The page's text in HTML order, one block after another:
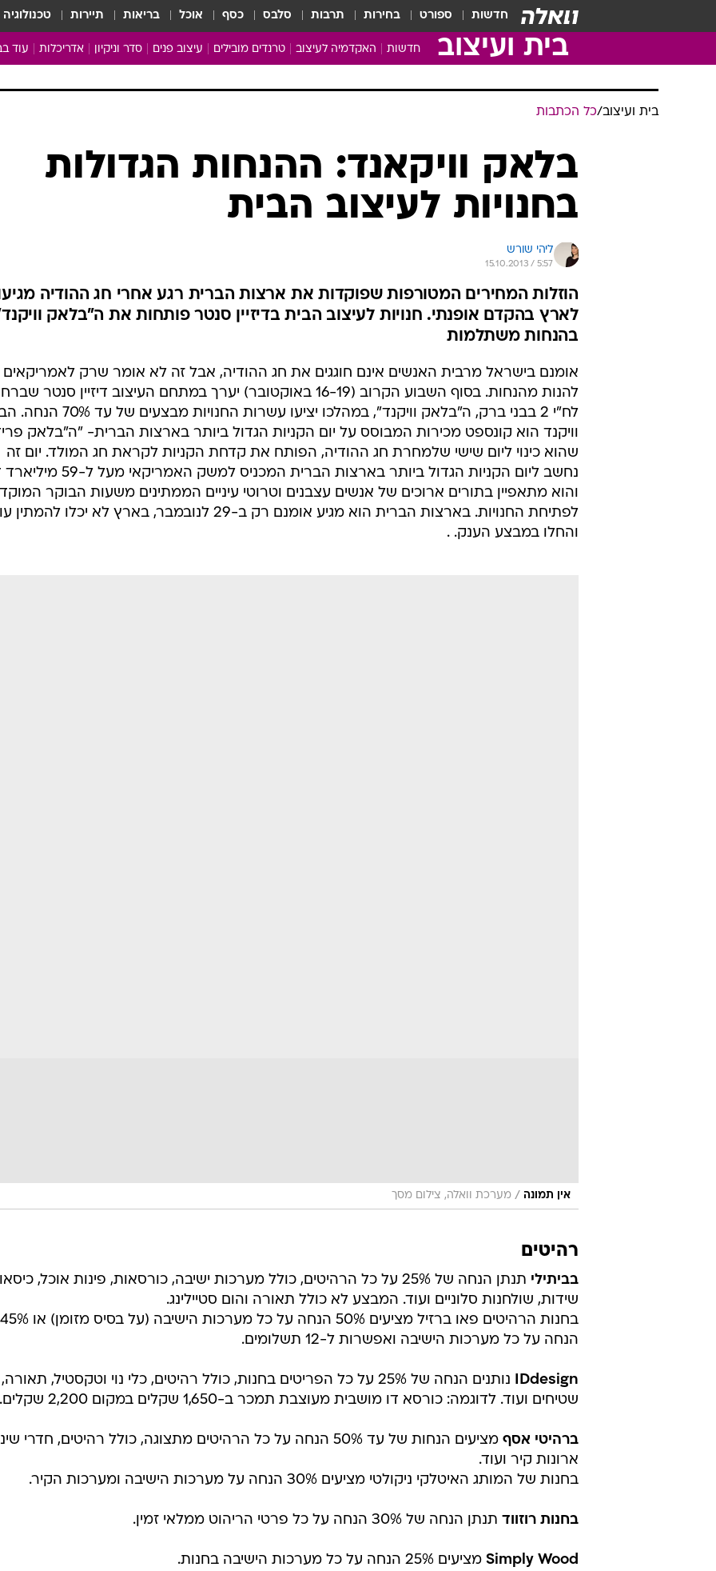
חדשות ספורט בחירות תרבות סלבס כסף אוכל בריאות תיירות טכנולוגיה
בית ועיצוב חדשות האקדמיה לעיצוב טרנדים מובילים עיצוב פנים סדר וניקיון
טיפים של ניקיון
מדריך הניקיון
אדריכלות עוד
בית ועיצוב/כל הכתבות
בלאק וויקאנד: ההנחות הגדולות
בחנויות לעיצוב הבית
ליהי שורש
15.10.2013 / 5:57
הוזלות המחירים המטורפות שפוקדות את ארצות הברית רגע אחרי חג ההודיה
לארץ בהקדם אופנתי. חנויות לעיצוב הבית בדיזיין סנטר פותחות את ה"בלאק
בהנחות משתלמות
אומנם בישראל מרבית האנשים אינם חוגגים את חג ההודיה, אבל זה לא אומר שרק לאמריקאים
להנות מהנחות. בסוף השבוע הקרוב (16-19 באוקטובר) יערך במתחם העיצוב דיזיין סנטר
לח"י 2 בבני ברק, ה"בלאק וויקנד", במהלכו יציעו עשרות
וויקנד הוא קונספט מכירות המבוסס על יום הקניות הגדול ביותר בארצות הברית- "ה"בלאק
שהוא כינוי ליום שישי שלמחרת חג ההודיה, הפותח את קדחת הקניות לקראת חג המולד. יום זה
נחשב ליום הקניות הגדול ביותר בארצות הברית המכניס למשק
והוא מתאפיין בתורים ארוכים של אנשים עצבנים וטרוטי עיניים הממתינים משעות הבוקר
לפתיחת החנויות. בארצות הברית הוא מגיע אומנם רק ב-29 לנובמבר, בארץ לא יכלו
והחלו במבצע הענק. .
אין תמונה / מערכת וואלה, צילום מסך
רהיטים
בביתילי
תנתן הנחה של 25% על כל הרהיטים, כולל מערכות ישיבה, כורסאות, פינות אוכל,
שידות, שולחנות סלוניים ועוד. המבצע לא כולל תאורה והום סטיילינג.
בחנות הרהיטים פאו ברזיל מציעים 50% הנחה על כל מערכות הישיבה (על בסיס מזומן) או 45%
הנחה על כל מערכות הישיבה ואפשרות ל-12 תשלומים.
IDdesign
נותנים הנחה של 25% על כל הפריטים בחנות, כולל רהיטים, כלי נוי וטקסטיל, תאורה,
שטיחים ועוד. לדוגמה: כורסא דו מושבית מעוצבת תמכר ב-1,650 שקלים במקום 2,200 שקלים.
ברהיטי אסף
מציעים הנחות של עד 50% הנחה על כל הרהיטים מתצוגה, כולל רהיטים, חדרי
ארונות קיר ועוד.
בחנות של המותג האיטלקי ניקולטי מציעים 30% הנחה על מערכות הישיבה ומערכות הקיר.
בחנות רוזווד תנתן הנחה של 30% הנחה על כל פרטי הריהוט ממלאי זמין.
Simply Wood מציעים 25% הנחה על כל מערכות הישיבה בחנות.